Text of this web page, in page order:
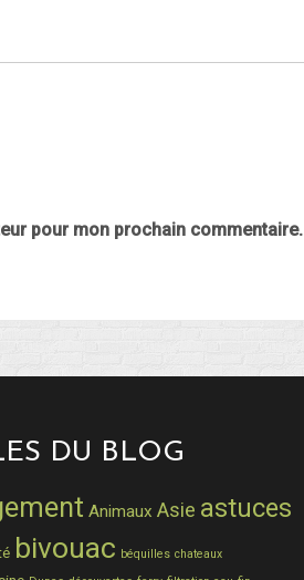
pour mon prochain commentaire.
DU BLOG
Animaux Asie astuces
bivouac béquilles chateaux